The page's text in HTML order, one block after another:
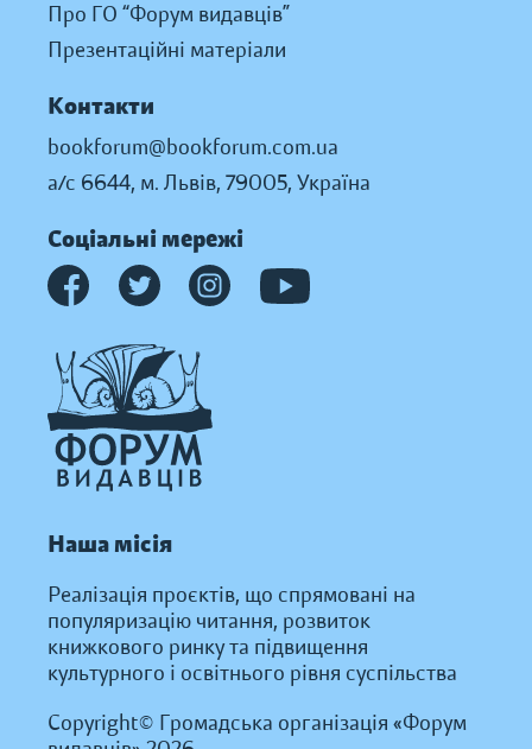
Про ГО “Форум видавців”
Презентаційні матеріали
Контакти
bookforum@bookforum.com.ua
а/с 6644, м. Львів, 79005, Україна
Соціальні мережі
Наша місія
Реалізація проєктів, що спрямовані на
популяризацію читання, розвиток
книжкового ринку та підвищення
культурного і освітнього рівня суспільства
Copyright© Громадська організація «Форум